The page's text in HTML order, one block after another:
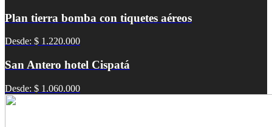
Plan tierra bomba con tiquetes aéreos
Desde: $ 1.220.000
San Antero hotel Cispatá
Desde: $ 1.060.000